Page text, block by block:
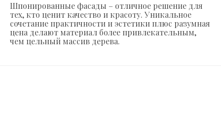
Шпонированные фасады – отличное решение для
тех, кто ценит качество и красоту. Уникальное
сочетание практичности и эстетики плюс разумная
цена делают материал более привлекательным,
чем цельный массив дерева.